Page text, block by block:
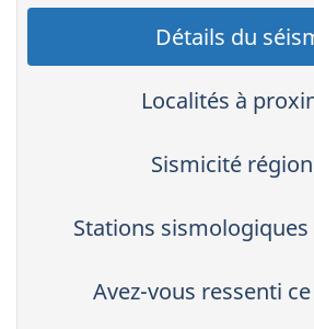
Détails du
Localités à
Sismicité
Stations
Avez-vous ressenti